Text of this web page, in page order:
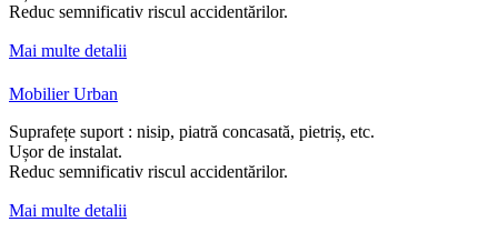
Reduc semnificativ riscul accidentărilor.
Mai multe detalii
Mobilier Urban
Suprafețe suport : nisip, piatră concasată, pietriș, etc.
Ușor de instalat.
Reduc semnificativ riscul accidentărilor.
Mai multe detalii